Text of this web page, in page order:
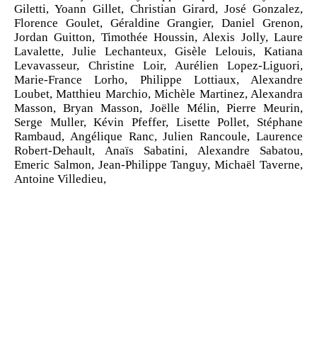
Giletti, Yoann Gillet, Christian Girard, José Gonzalez,
Florence Goulet, Géraldine Grangier, Daniel Grenon,
Jordan Guitton, Timothée Houssin, Alexis Jolly, Laure
Lavalette, Julie Lechanteux, Gisèle Lelouis, Katiana
Levavasseur, Christine Loir, Aurélien Lopez‑Liguori,
Marie‑France Lorho, Philippe Lottiaux, Alexandre
Loubet, Matthieu Marchio, Michèle Martinez, Alexandra
Masson, Bryan Masson, Joëlle Mélin, Pierre Meurin,
Serge Muller, Kévin Pfeffer, Lisette Pollet, Stéphane
Rambaud, Angélique Ranc, Julien Rancoule, Laurence
Robert‑Dehault, Anaïs Sabatini, Alexandre Sabatou,
Emeric Salmon, Jean‑Philippe Tanguy, Michaël Taverne,
Antoine Villedieu,